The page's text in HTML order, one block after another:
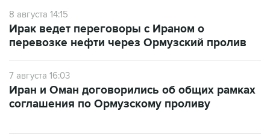
8 августа 14:15
Ирак ведет переговоры с Ираном о
перевозке нефти через Ормузский пролив
7 августа 16:03
Иран и Оман договорились об общих рамках
соглашения по Ормузскому проливу